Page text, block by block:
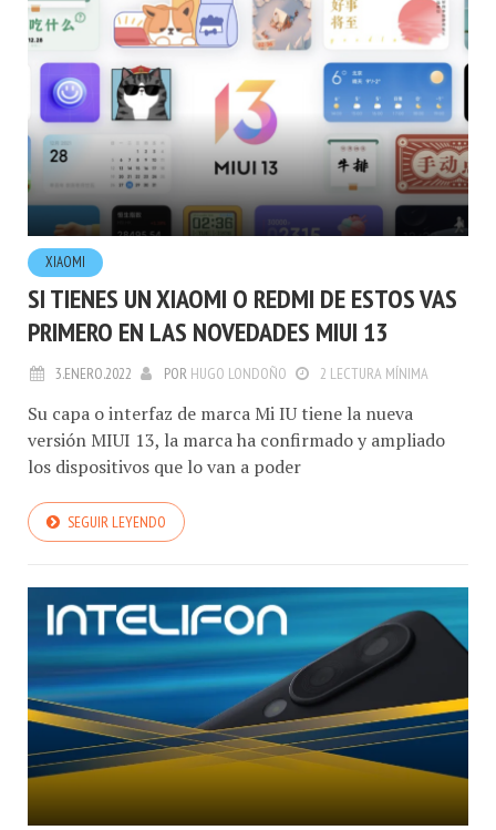
XIAOMI
SI TIENES UN XIAOMI O REDMI DE ESTOS VAS
PRIMERO EN LAS NOVEDADES MIUI 13
3.ENERO.2022 POR HUGO LONDOÑO 2 LECTURA MÍNIMA
Su capa o interfaz de marca Mi IU tiene la nueva
versión MIUI 13, la marca ha confirmado y ampliado
los dispositivos que lo van a poder
INTELIFON INTELIGENSA